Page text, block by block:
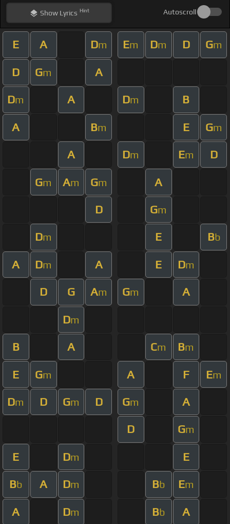
ShowLyrics Hint Autoscroll
E A Dm Em Dm D Gm
D Gm A
Dm A Dm B
A Bm E Gm
A Dm Em D
Gm Am Gm A
D Gm
Dm E Bb
A Dm A E Dm
D G Am Gm A
Dm
B A Cm Bm
E Gm A F Em
Dm D Gm D Gm A
D Gm
E Dm E
Bb A Dm Bb Em
A Dm Bb A